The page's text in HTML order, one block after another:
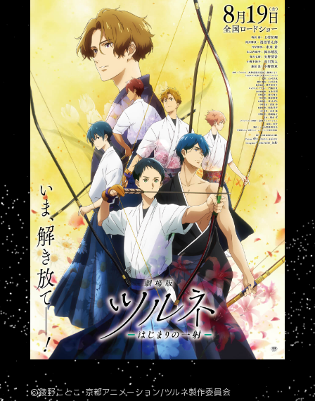
©綾野ことこ・京都アニメーション/ツルネ製作委員会